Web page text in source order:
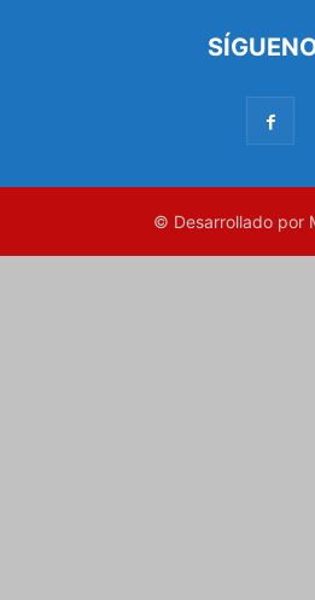
© Desarrollado por